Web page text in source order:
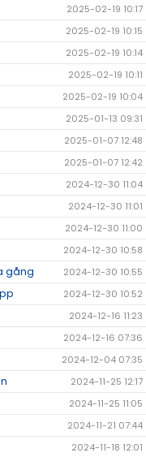
2025-02-19 10:17
2025-02-19 10:15
2025-02-19 10:14
2025-02-19 10:11
2025-02-19 10:04
2025-01-13 09:31
2025-01-07 12:48
2025-01-07 12:42
2024-12-30 11:04
2024-12-30 11:01
2024-12-30 11:00
2024-12-30 10:58
gång 2024-12-30 10:55
2024-12-30 10:52
2024-12-16 11:23
2024-12-16 07:36
2024-12-04 07:35
2024-11-25 12:17
2024-11-25 11:05
2024-11-21 07:44
2024-11-18 12:01